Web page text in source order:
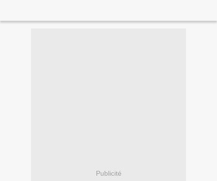
Publicité